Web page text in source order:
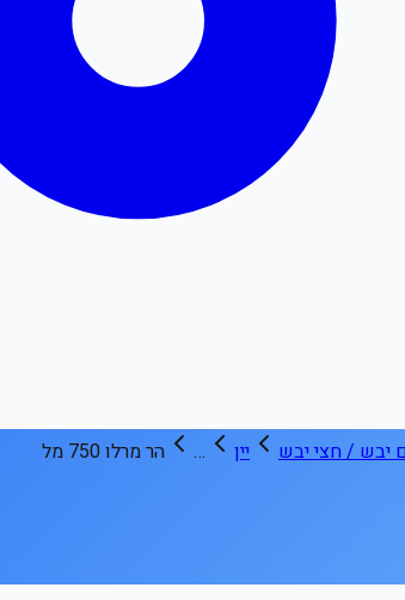
יבש / חצי יבש יין … הר מרלו 750 מל